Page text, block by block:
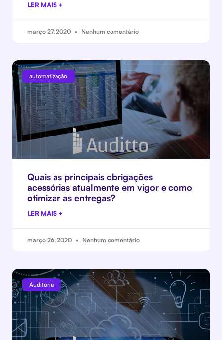
LER MAIS +
março 27, 2020 Nenhum comentário
automatização
Quais as principais obrigações
acessórias atualmente em vigor e como
otimizar as entregas?
LER MAIS +
março 26, 2020 Nenhum comentário
Auditoria